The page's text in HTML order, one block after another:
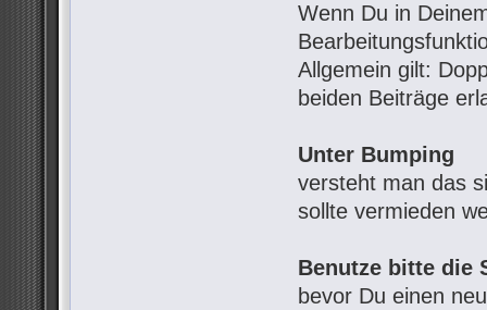
Wenn Du in
Allgemein gilt:
beiden Beiträge
Unter Bumping
versteht man das
sollte vermieden
Benutze bitte die
bevor Du einen